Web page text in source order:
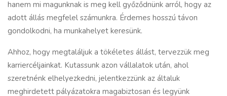
hanem mi magunknak is meg kell győződnünk arról, hogy az
adott állás megfelel számunkra. Érdemes hosszú távon
gondolkodni, ha munkahelyet keresünk.
Ahhoz, hogy megtaláljuk a tökéletes állást, tervezzük meg
karriercéljainkat. Kutassunk azon vállalatok után, ahol
szeretnénk elhelyezkedni, jelentkezzünk az általuk
meghirdetett pályázatokra magabiztosan és legyünk